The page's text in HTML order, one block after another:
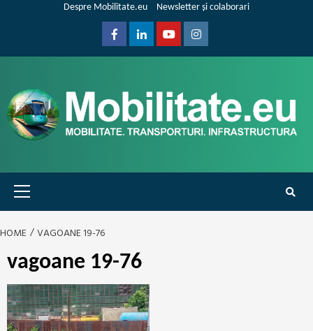
Despre Mobilitate.eu Newsletter și colaborari
FacebookLinkedinYoutubeInstagram
Primary
Menu
HOME VAGOANE 19-76
vagoane 19-76